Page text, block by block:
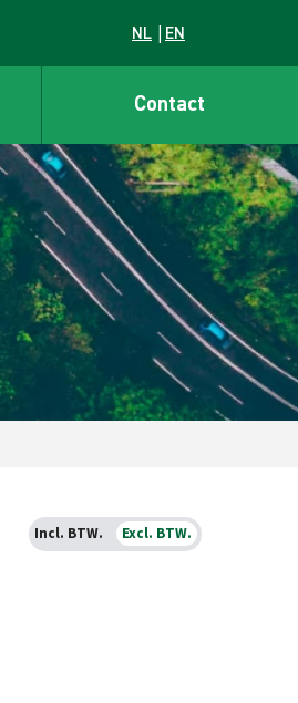
NL EN
Contact
Incl. BTW. Excl. BTW.